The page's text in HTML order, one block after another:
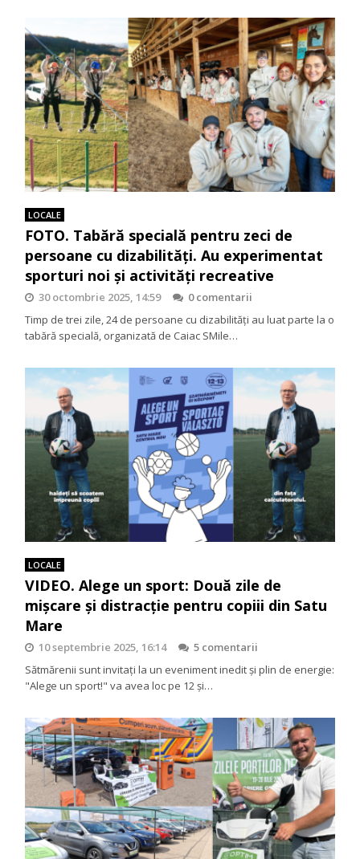
LOCALE
FOTO. Tabără specială pentru zeci de
persoane cu dizabilități. Au experimentat
sporturi noi și activități recreative
30 octombrie 2025, 14:59
0 comentarii
Timp de trei zile, 24 de persoane cu dizabilități au luat parte la o
tabără specială, organizată de Caiac SMile…
LOCALE
VIDEO. Alege un sport: Două zile de
mișcare și distracție pentru copiii din Satu
Mare
10 septembrie 2025, 16:14
5 comentarii
Sătmărenii sunt invitați la un eveniment inedit și plin de energie:
"Alege un sport!" va avea loc pe 12 și…